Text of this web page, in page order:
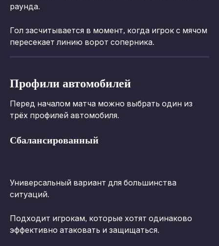
раунда.
Гол засчитывается в момент, когда игрок с мячом
пересекает линию ворот соперника.
Профили автомобилей
Перед началом матча можно выбрать один из
трёх профилей автомобиля.
Сбалансированный
Универсальный вариант для большинства
ситуаций.
Подходит игрокам, которые хотят одинаково
эффективно атаковать и защищаться.